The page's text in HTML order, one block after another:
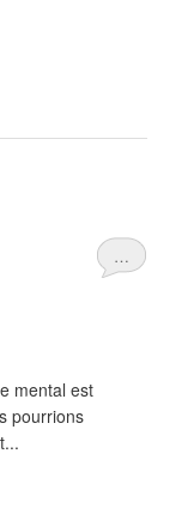
…
mental est
pourrions